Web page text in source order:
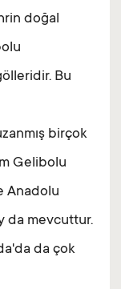
doğal
Bu
birçok
Gelibolu
Anadolu
da mevcuttur.
da çok